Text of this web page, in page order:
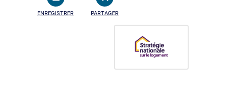
ENREGISTRER PARTAGER